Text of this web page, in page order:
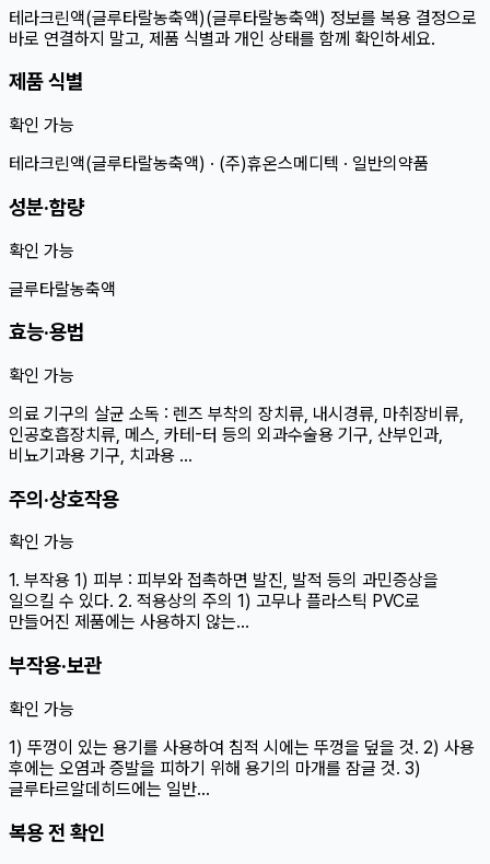
테라크린액(글루타랄농축액)(글루타랄농축액) 정보를 복용 결정으로
바로 연결하지 말고, 제품 식별과 개인 상태를 함께 확인하세요.
제품 식별
확인 가능
테라크린액(글루타랄농축액) · (주)휴온스메디텍 · 일반의약품
성분·함량
확인 가능
글루타랄농축액
효능·용법
확인 가능
의료 기구의 살균 소독 : 렌즈 부착의 장치류, 내시경류, 마취장비류,
인공호흡장치류, 메스, 카테-터 등의 외과수술용 기구, 산부인과,
비뇨기과용 기구, 치과용 …
주의·상호작용
확인 가능
1. 부작용 1) 피부 : 피부와 접촉하면 발진, 발적 등의 과민증상을
일으킬 수 있다. 2. 적용상의 주의 1) 고무나 플라스틱 PVC로
만들어진 제품에는 사용하지 않는…
부작용·보관
확인 가능
1) 뚜껑이 있는 용기를 사용하여 침적 시에는 뚜껑을 덮을 것. 2) 사용
후에는 오염과 증발을 피하기 위해 용기의 마개를 잠글 것. 3)
글루타르알데히드에는 일반…
복용 전 확인